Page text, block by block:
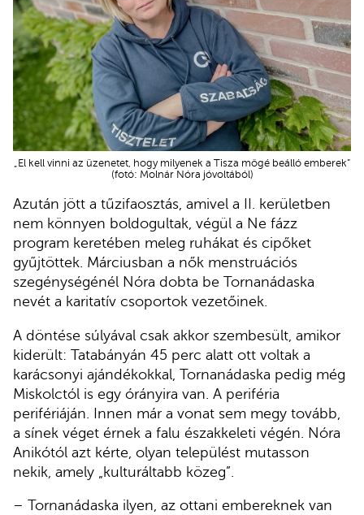
„El kell vinni az üzenetet, hogy milyenek a Tisza mögé beálló emberek”
(fotó: Molnár Nóra jóvoltából)
Azután jött a tűzifaosztás, amivel a II. kerületben
nem könnyen boldogultak, végül a Ne fázz
program keretében meleg ruhákat és cipőket
gyűjtöttek. Márciusban a nők menstruációs
szegénységénél Nóra dobta be Tornanádaska
nevét a karitatív csoportok vezetőinek.
A döntése súlyával csak akkor szembesült, amikor
kiderült: Tatabányán 45 perc alatt ott voltak a
karácsonyi ajándékokkal, Tornanádaska pedig még
Miskolctól is egy órányira van. A periféria
perifériáján. Innen már a vonat sem megy tovább,
a sínek véget érnek a falu északkeleti végén. Nóra
Anikótól azt kérte, olyan települést mutasson
nekik, amely „kulturáltabb közeg”.
– Tornanádaska ilyen, az ottani embereknek van